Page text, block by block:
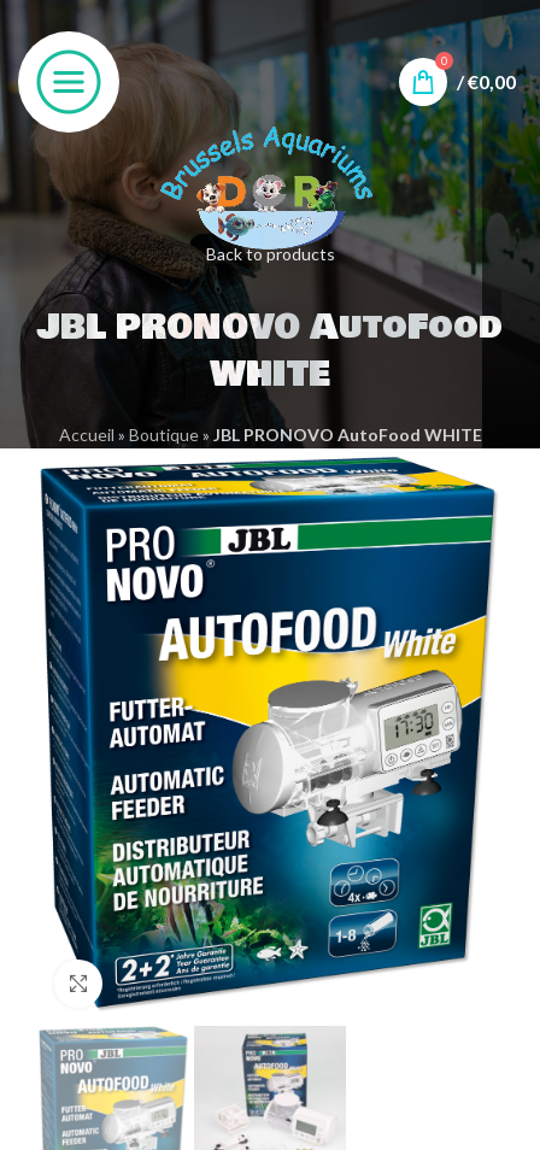
0
/€0,00
Back to products
JBL PRONOVO AutoFood
WHITE
Accueil » Boutique» JBL PRONOVO AutoFood WHITE
Click to enlarge